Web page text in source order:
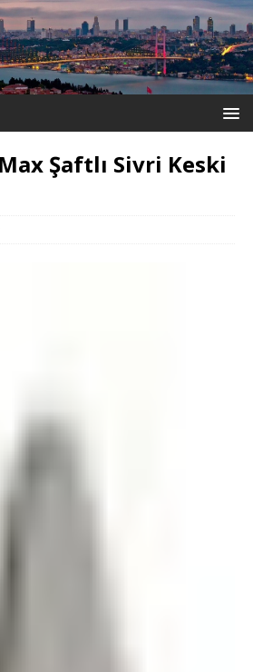
Şaftlı Sivri Keski